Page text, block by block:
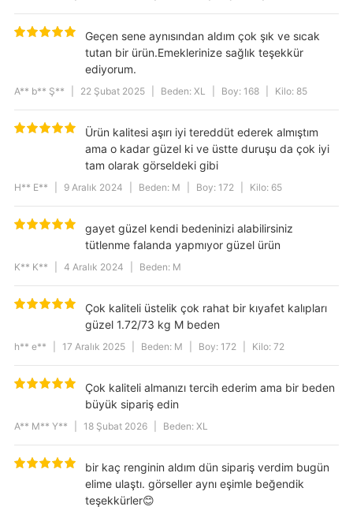
Geçen sene aynısından aldım çok şık ve sıcak
tutan bir ürün.Emeklerinize sağlık teşekkür
ediyorum.
A** b** Ş** 22 Şubat 2025 Beden: XL Boy: 168 Kilo: 85
Ürün kalitesi aşırı iyi tereddüt ederek almıştım
ama o kadar güzel ki ve üstte duruşu da çok iyi
tam olarak görseldeki gibi
H** E** 9 Aralık 2024 Beden: M Boy: 172 Kilo: 65
gayet güzel kendi bedeninizi alabilirsiniz
tütlenme falanda yapmıyor güzel ürün
K** K** 4 Aralık 2024 Beden: M
Çok kaliteli üstelik çok rahat bir kıyafet kalıpları
güzel 1.72/73 kg M beden
h** e** 17 Aralık 2025 Beden: M Boy: 172 Kilo: 72
Çok kaliteli almanızı tercih ederim ama bir beden
büyük sipariş edin
A** M** Y** 18 Şubat 2026 Beden: XL
bir kaç renginin aldım dün sipariş verdim bugün
elime ulaştı. görseller aynı eşimle beğendik
teşekkürler😊